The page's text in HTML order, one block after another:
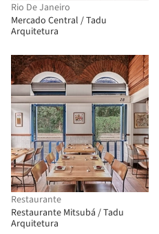
Rio De Janeiro
Mercado Central / Tadu
Arquitetura
Restaurante
Restaurante Mitsubá / Tadu
Arquitetura